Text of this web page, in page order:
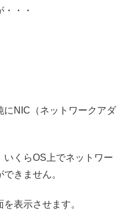
・・
にNIC（ネットワークアダ
いくらOS上でネットワー
きません。
表示させます。